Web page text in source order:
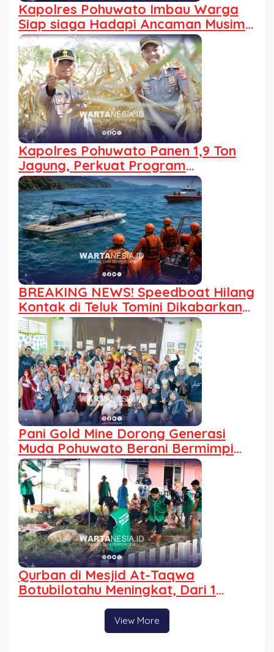
Kapolres Pohuwato Imbau Warga
Siap siaga Hadapi Ancaman Musim
Kemarau
Kapolres Pohuwato Panen 1,9 Ton
Jagung, Perkuat Program
Ketahanan Pangan
BREAKING NEWS! Speedboat Hilang
Kontak di Teluk Tomini Dikabarkan
Ditemukan
Pani Gold Mine Dorong Generasi
Muda Pohuwato Berani Bermimpi
Lewat Kelas Inspirasi
Qurban di Mesjid At-Taqwa
Botubilotahu Meningkat, Dari 1
Menjadi 9 Ekor Sapi
View More